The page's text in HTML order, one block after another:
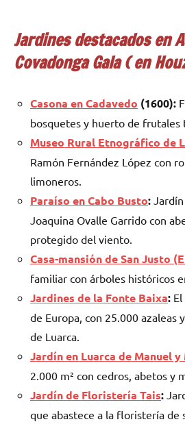
Jardines destacados en
Covadonga Gala ( en
Casona enCadavedo (1600):
bosquetes y huerto de frutales
Museo Rural Etnográfico de
Ramón Fernández López con
limoneros.
Paraíso en Cabo Busto:
Joaquina Ovalle Garrido con
protegido del viento.
Casa-mansión de San Justo
familiar con árboles históricos
Jardines de la Fonte Baixa:
de Europa, con 25.000 azaleas
de Luarca.
Jardín en Luarca de Manuel y
2.000 m² con cedros, abetos y
Jardín de Floristería Tais:
que abastece a la floristería de